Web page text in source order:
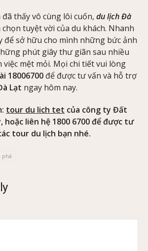
thấy vô cùng lôi cuốn, du lịch Đà
tuyệt vời của du khách. Nhanh
để sở hữu cho mình những bức ảnh
phút giây thư giãn sau nhiều
việc mệt mỏi. Mọi chi tiết vui lòng
18006700 để được tư vấn và hỗ trợ
Lạt ngay hôm nay.
tour du lich tet của công ty Đất
hoặc liên hệ 1800 6700 để được tư
tour du lịch bạn nhé.
phá